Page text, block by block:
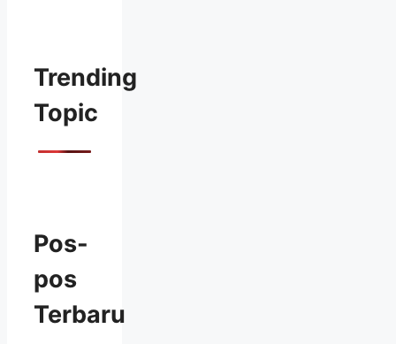
Trending
Topic
Pos-
pos
Terbaru